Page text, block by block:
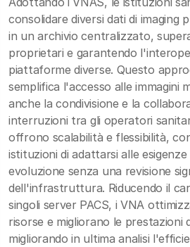
consolidare diversi dati di imaging
in un archivio centralizzato,
proprietari e garantendo
piattaforme diverse. Questo
semplifica l'accesso alle immagini
anche la condivisione e la
interruzioni tra gli operatori
offrono scalabilità e flessibilità,
istituzioni di adattarsi alle esigenze
evoluzione senza una revisione
dell'infrastruttura. Riducendo il
singoli server PACS, i VNA
risorse e migliorano le prestazioni
migliorando in ultima analisi